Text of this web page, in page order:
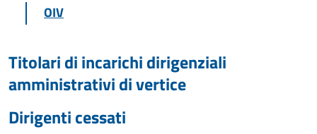
OIV
Titolari di incarichi dirigenziali
amministrativi di vertice
Dirigenti cessati